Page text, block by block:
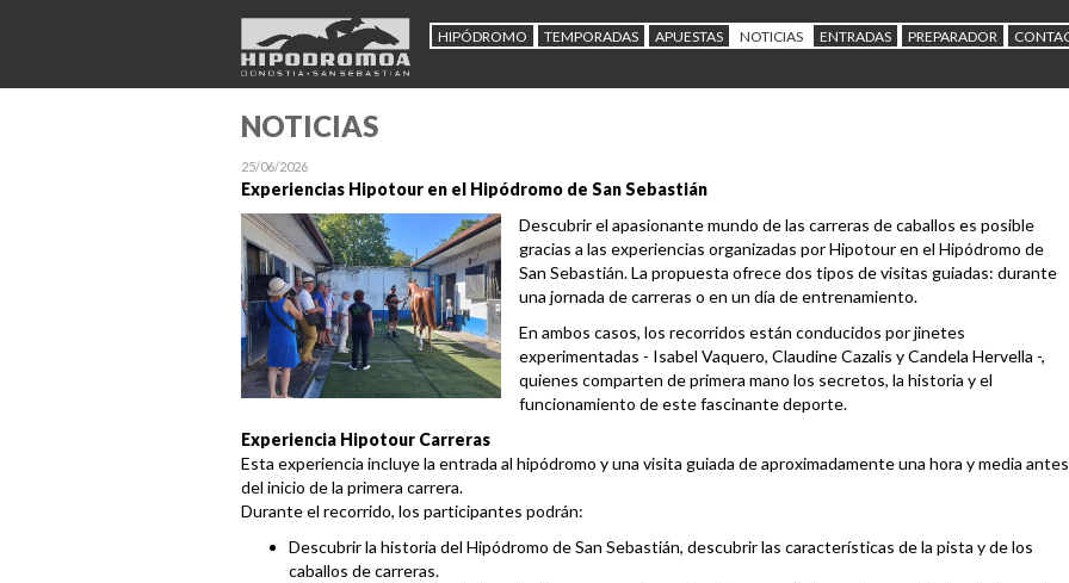
HIPÓDROMO TEMPORADAS APUESTAS NOTICIAS ENTRADAS PREPARADOR
NOTICIAS
25/06/2026
Experiencias Hipotour en el Hipódromo de San Sebastián
Descubrir el apasionante mundo de las carreras de caballos es posible
gracias a las experiencias organizadas por Hipotour en el Hipódromo de
San Sebastián. La propuesta ofrece dos tipos de visitas guiadas: durante
una jornada de carreras o en un día de entrenamiento.
En ambos casos, los recorridos están conducidos por jinetes
experimentadas - Isabel Vaquero, Claudine Cazalis y Candela Hervella -,
quienes comparten de primera mano los secretos, la historia y el
funcionamiento de este fascinante deporte.
Experiencia Hipotour Carreras
Esta experiencia incluye la entrada al hipódromo y una visita guiada de aproximadamente una hora y media antes
del inicio de la primera carrera.
Durante el recorrido, los participantes podrán:
Descubrir la historia del Hipódromo de San Sebastián, descubrir las características de la pista y de los
caballos de carreras.